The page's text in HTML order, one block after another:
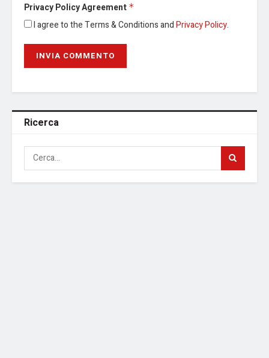
Privacy Policy Agreement *
I agree to the Terms & Conditions andPrivacy Policy.
Ricerca